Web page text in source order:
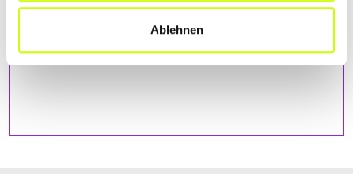
Ablehnen